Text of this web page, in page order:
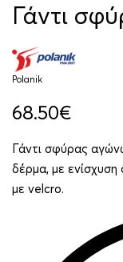
Γάντι
Polanik
68.50€
Γάντι σφύρας
δέρμα, με ενίσχυση
με velcro.